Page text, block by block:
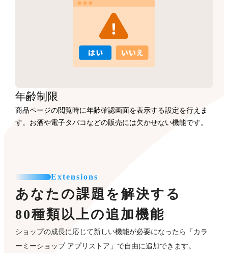
年齢制限
商品ページの閲覧時に年齢確認画面を表示する設定を行えま
す。お酒や電子タバコなどの販売には欠かせない機能です。
Extensions
あなたの課題を解決する
80種類以上の追加機能
ショップの成長に応じて新しい機能が必要になったら「カラ
ーミーショップ アプリストア」で自由に追加できます。